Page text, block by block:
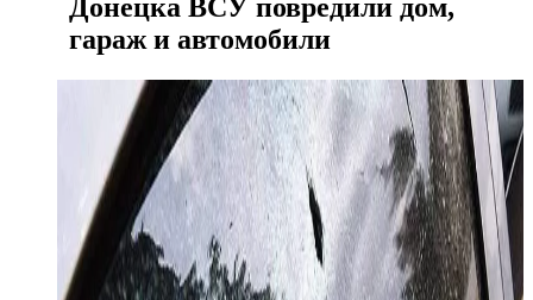
Донецка ВСУ повредили дом,
гараж и автомобили